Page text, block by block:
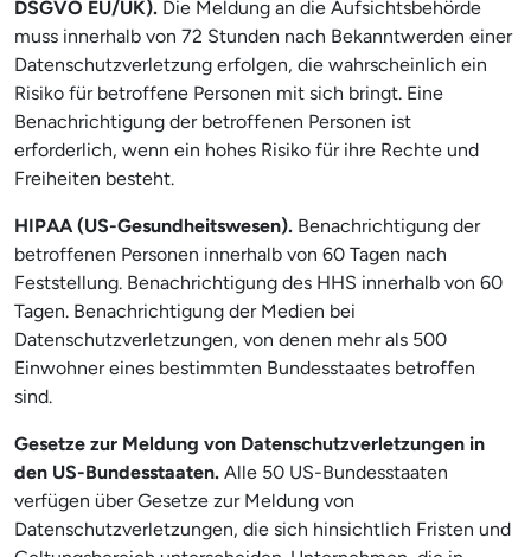
DSGVO EU/UK). Die Meldung an die Aufsichtsbehörde
muss innerhalb von 72 Stunden nach Bekanntwerden einer
Datenschutzverletzung erfolgen, die wahrscheinlich ein
Risiko für betroffene Personen mit sich bringt. Eine
Benachrichtigung der betroffenen Personen ist
erforderlich, wenn ein hohes Risiko für ihre Rechte und
Freiheiten besteht.
HIPAA (US-Gesundheitswesen). Benachrichtigung der
betroffenen Personen innerhalb von 60 Tagen nach
Feststellung. Benachrichtigung des HHS innerhalb von 60
Tagen. Benachrichtigung der Medien bei
Datenschutzverletzungen, von denen mehr als 500
Einwohner eines bestimmten Bundesstaates betroffen
sind.
Gesetze zur Meldung von Datenschutzverletzungen in
den US-Bundesstaaten. Alle 50 US-Bundesstaaten
verfügen über Gesetze zur Meldung von
Datenschutzverletzungen, die sich hinsichtlich Fristen und